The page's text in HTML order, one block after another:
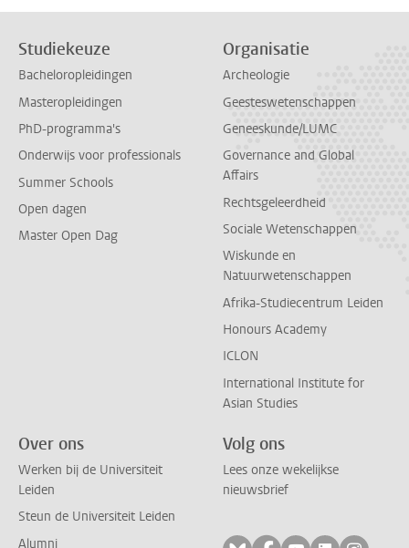
Studiekeuze
Bacheloropleidingen
Masteropleidingen
PhD-programma's
Onderwijs voor professionals
Summer Schools
Open dagen
Master Open Dag
Organisatie
Archeologie
Geesteswetenschappen
Geneeskunde/LUMC
Governance and Global
Affairs
Rechtsgeleerdheid
Sociale Wetenschappen
Wiskunde en
Natuurwetenschappen
Afrika-Studiecentrum Leiden
Honours Academy
ICLON
International Institute for
Asian Studies
Over ons
Werken bij de Universiteit
Leiden
Steun de Universiteit Leiden
Alumni
Volg ons
Lees onze wekelijkse
nieuwsbrief